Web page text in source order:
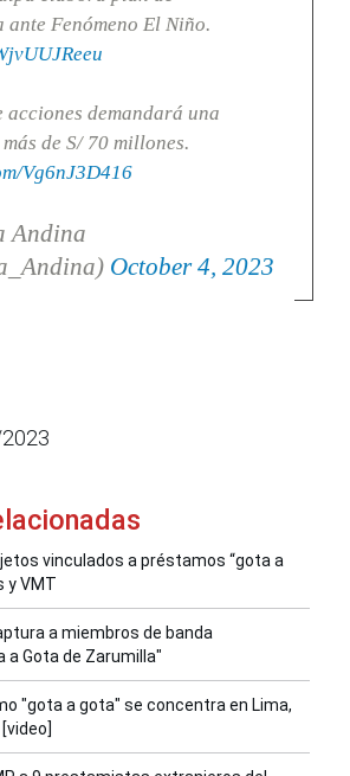
Fenómeno El Niño.
acciones demandará una
de S/ 70 millones.
Vg6nJ3D416
Andina
October 4, 2023
vinculados a préstamos “gota a
y VMT
a miembros de banda
a Gota de Zarumilla"
"gota a gota" se concentra en Lima,